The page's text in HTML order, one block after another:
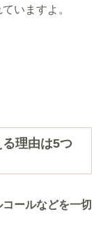
いますよ。
理由は5つ
ールなどを一切